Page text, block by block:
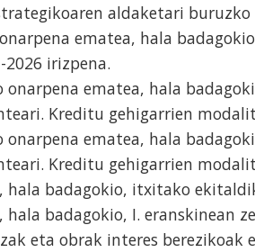
aldaketari buruzko
ematea, hala
irizpena.
onarpena ematea, hala
Kreditu gehigarrien
onarpena ematea, hala
Kreditu gehigarrien
hala badagokio, itxitako
hala badagokio, I. eranskinean
eta obrak interes berezikoak